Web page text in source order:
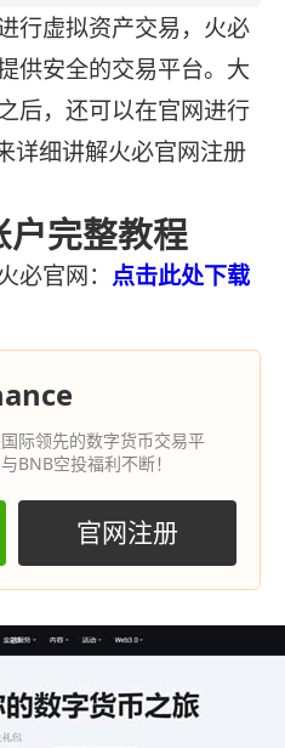
行虚拟资产交易，火必
供安全的交易平台。大
后，还可以在官网进行
详细讲解火必官网注册
户完整教程
必官网： 点击此处下载
际领先的数字货币交易平
BNB空投福利不断！
官网注册